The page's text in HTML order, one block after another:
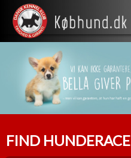
FIND HUNDERACE